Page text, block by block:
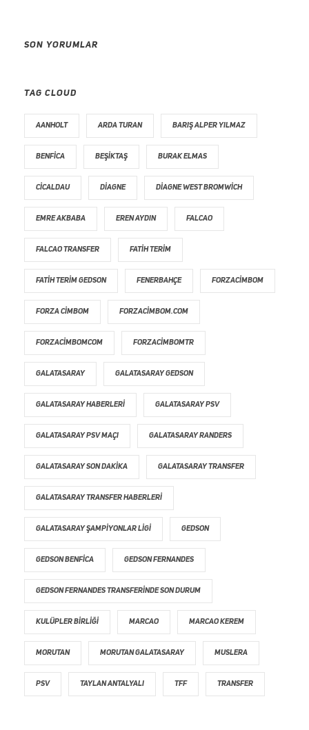
SON YORUMLAR
TAG CLOUD
AANHOLT ARDA TURAN BARIŞ ALPER YILMAZ
BENFICA BEŞIKTAŞ BURAK ELMAS
CICALDAU DIAGNE DIAGNE WEST BROMWICH
EMRE AKBABA EREN AYDIN FALCAO
FALCAO TRANSFER FATIH TERIM
FATIH TERIM GEDSON FENERBAHÇE FORZACIMBOM
FORZA CIMBOM FORZACIMBOM.COM
FORZACIMBOMCOM FORZACIMBOMTR
GALATASARAY GALATASARAY GEDSON
GALATASARAY HABERLERI GALATASARAY PSV
GALATASARAY PSV MAÇI GALATASARAY RANDERS
GALATASARAY SON DAKIKA GALATASARAY TRANSFER
GALATASARAY TRANSFER HABERLERI
GALATASARAY ŞAMPIYONLAR LIGI GEDSON
GEDSON BENFICA GEDSON FERNANDES
GEDSON FERNANDES TRANSFERINDE SON DURUM
KULÜPLER BIRLIĞI MARCAO MARCAO KEREM
MORUTAN MORUTAN GALATASARAY MUSLERA
PSV TAYLAN ANTALYALI TFF TRANSFER